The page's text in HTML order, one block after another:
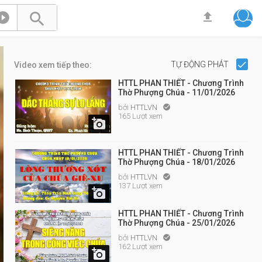
 
Video xem tiếp theo: TỰ ĐỘNG PHÁT

HTTL PHAN THIẾT - Chương Trình
Thờ Phượng Chúa - 11/01/2026
bởi HTTLVN 
165 Lượt xem

HTTL PHAN THIẾT - Chương Trình
Thờ Phượng Chúa - 18/01/2026
bởi HTTLVN 
137 Lượt xem

HTTL PHAN THIẾT - Chương Trình
Thờ Phượng Chúa - 25/01/2026
bởi HTTLVN 
162 Lượt xem